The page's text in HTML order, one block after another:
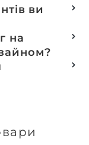
ви
на
колекцій
підбір
виробу.